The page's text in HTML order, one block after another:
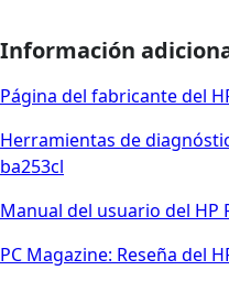
Información
Página del fabricante del
Herramientas de
ba253cl
Manual del usuario del HP
PC Magazine: Reseña del